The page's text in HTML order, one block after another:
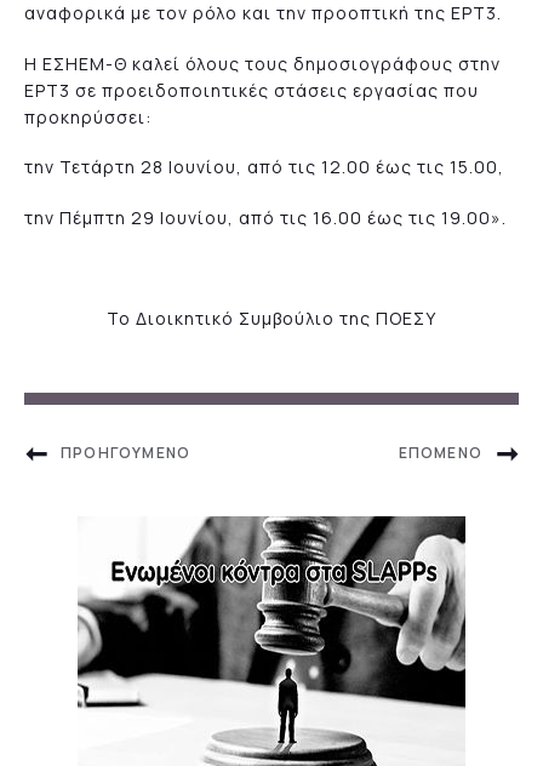
αναφορικά με τον ρόλο και την προοπτική της ΕΡΤ3.
Η ΕΣΗΕΜ-Θ καλεί όλους τους δημοσιογράφους στην
ΕΡΤ3 σε προειδοποιητικές στάσεις εργασίας που
προκηρύσσει:
την Τετάρτη 28 Ιουνίου, από τις 12.00 έως τις 15.00,
την Πέμπτη 29 Ιουνίου, από τις 16.00 έως τις 19.00».
Το Διοικητικό Συμβούλιο της ΠΟΕΣΥ